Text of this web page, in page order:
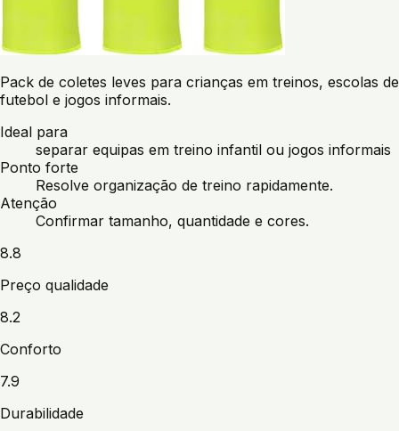
Pack de coletes leves para crianças em treinos, escolas de
futebol e jogos informais.
Ideal para
separar equipas em treino infantil ou jogos informais
Ponto forte
Resolve organização de treino rapidamente.
Atenção
Confirmar tamanho, quantidade e cores.
8.8
Preço qualidade
8.2
Conforto
7.9
Durabilidade